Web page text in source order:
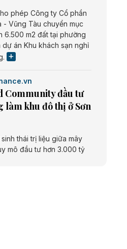
phép Công ty Cổ phần
- Vũng Tàu chuyển mục
6.500 m2 đất tại phường
dự án Khu khách sạn nghỉ
Community đầu tư
làm khu đô thị ở Sơn
thái trị liệu giữa mây
mô đầu tư hơn 3.000 tỷ